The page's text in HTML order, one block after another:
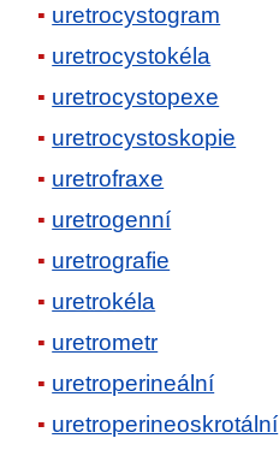
uretrocystogram
uretrocystokéla
uretrocystopexe
uretrocystoskopie
uretrofraxe
uretrogenní
uretrografie
uretrokéla
uretrometr
uretroperineální
uretroperineoskrotální